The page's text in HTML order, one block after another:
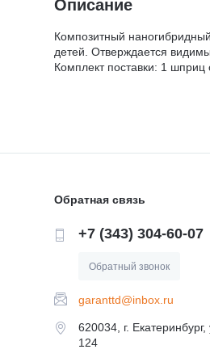
Описание
Композитный
детей. Отверждается
Комплект поставки: 1
Обратная связь
+7 (343) 304-60-07
Обратный звонок
garanttd@inbox.ru
620034, г.
124